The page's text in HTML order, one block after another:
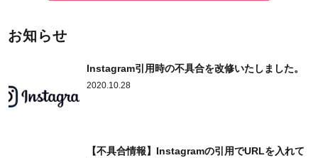
お知らせ
Instagram引用時の不具合を改修いたしました。
2020.10.28
【不具合情報】Instagramの引用でURLを入れて